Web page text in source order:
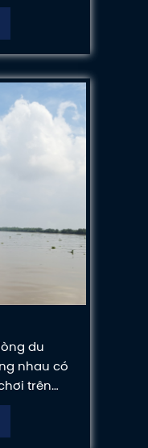
- Cô Tô.
du
nhau có
trên